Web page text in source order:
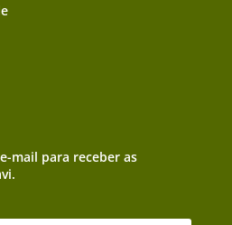
mail para receber as